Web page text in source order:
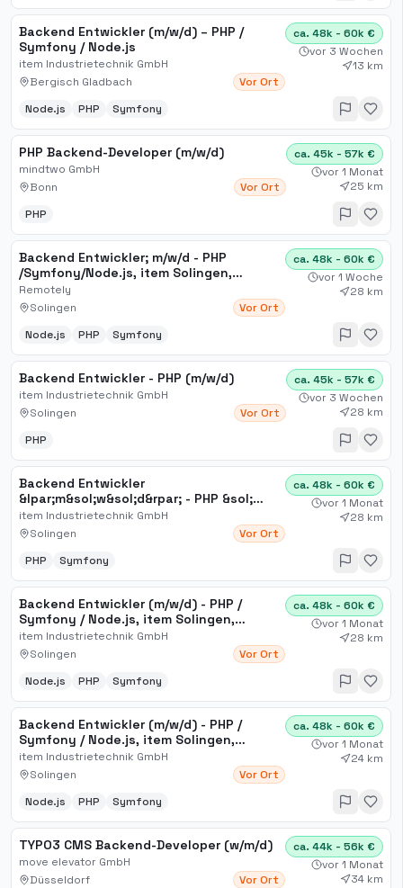
Backend Entwickler (m/w/d) – PHP /
Symfony / Node.js
item Industrietechnik GmbH
Bergisch Gladbach
Vor Ort
ca. 48k - 60k €
vor 3 Wochen
13 km
Node.js PHP Symfony
PHP Backend-Developer (m/w/d)
mindtwo GmbH
Bonn
Vor Ort
ca. 45k - 57k €
vor 1 Monat
25 km
PHP
Backend Entwickler; m​/w​/d - PHP​
/Symfony​/Node.js, item Solingen,
Friedenstraße; Backend-Ent
Remotely
Solingen
Vor Ort
ca. 48k - 60k €
vor 1 Woche
28 km
Node.js PHP Symfony
Backend Entwickler - PHP (m/w/d)
item Industrietechnik GmbH
Solingen
Vor Ort
ca. 45k - 57k €
vor 3 Wochen
28 km
PHP
Backend Entwickler
&lpar;m&sol;w&sol;d&rpar; - PHP &sol;
Symfony &sol; Node&period;js, item
Solingen, Friedenstraße
item Industrietechnik GmbH
Solingen
Vor Ort
ca. 48k - 60k €
vor 1 Monat
28 km
PHP Symfony
Backend Entwickler (m/w/d) - PHP /
Symfony / Node.js, item Solingen,
Friedenstraße
item Industrietechnik GmbH
Solingen
Vor Ort
ca. 48k - 60k €
vor 1 Monat
28 km
Node.js PHP Symfony
Backend Entwickler (m/w/d) - PHP /
Symfony / Node.js, item Solingen,
Friedenstraße
item Industrietechnik GmbH
Solingen
Vor Ort
ca. 48k - 60k €
vor 1 Monat
24 km
Node.js PHP Symfony
TYPO3 CMS Backend-Developer (w/m/d)
move elevator GmbH
Düsseldorf
Vor Ort
ca. 44k - 56k €
vor 1 Monat
34 km